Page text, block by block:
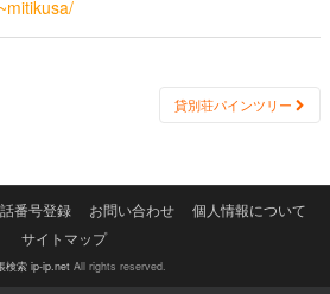
貸別荘パインツリー
番号登録 お問い合わせ
個人情報について
サイトマップ
検索 ip-ip.netAll rights reserved.